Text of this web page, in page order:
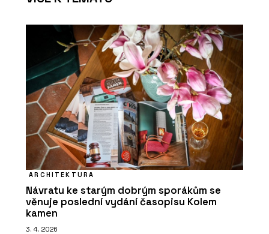
ARCHITEKTURA
Návratu ke starým dobrým sporákům se
věnuje poslední vydání časopisu Kolem
kamen
3. 4. 2026